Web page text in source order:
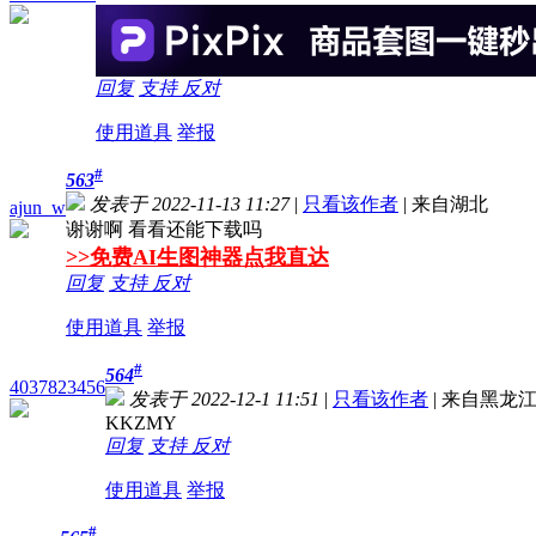
回复 支持 反对
使用道具 举报
ajun_w
563#
发表于 2022-11-13 11:27 | 只看该作者 | 来自湖北
谢谢啊 看看还能下载吗
>>免费AI生图神器点我直达
回复 支持 反对
使用道具 举报
4037823456
564#
发表于 2022-12-1 11:51 | 只看该作者 | 来自黑龙江
KKZMY
回复 支持 反对
使用道具 举报
#